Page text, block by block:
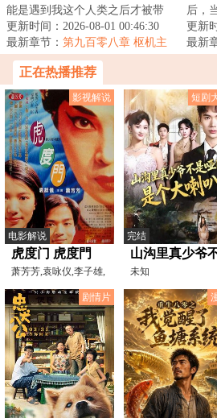
能是遇到我这个人类之后才被带
坏的？那些批评家总在说一些很
荒唐的东西。...
更新时间：2026-08-01 00:46:30
最新章节： 第九百零八章 枢机主
教或魔族的故事
后，
种着
新开
更新
最新
正在热播推荐
影视解说
电影解说
虎度门 虎度門
[电影解说]
萧芳芳,袁咏仪,李子雄,
陈晓东,吴大维,钟景
短剧
完结
山沟里真少爷
是哑巴，是个大
喇叭
未知
剧情片